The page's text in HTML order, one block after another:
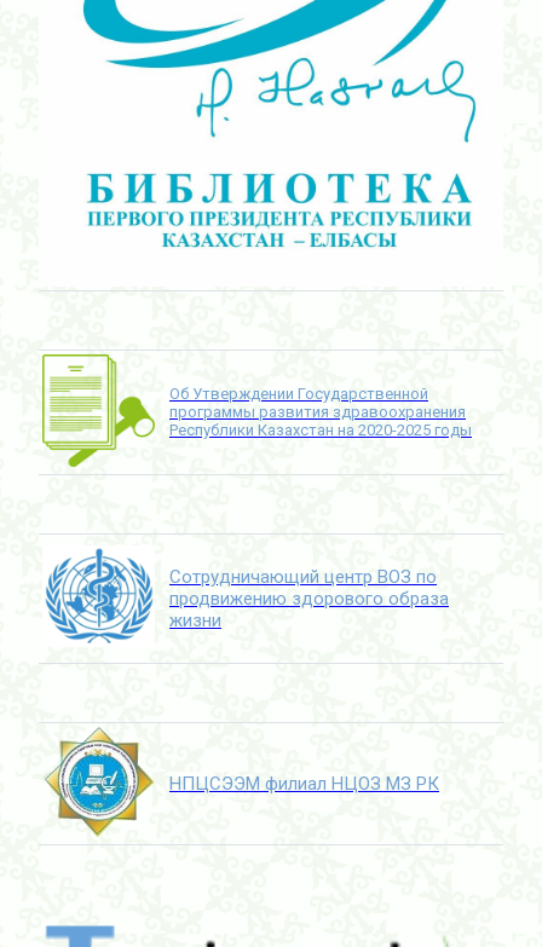
Об Утверждении Государственной
программы развития здравоохранения
Республики Казахстан на 2020-2025 годы
Сотрудничающий центр ВОЗ по
продвижению здорового образа
жизни
НПЦСЭЭМ филиал НЦОЗ МЗ РК